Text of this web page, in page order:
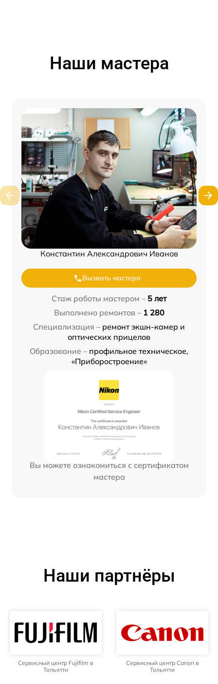
Наши мастера
Константин Александрович Иванов
Вызвать мастера
Стаж работы мастером – 5 лет
Выполнено ремонтов – 1 280
Специализация – ремонт экшн-камер и
оптических прицелов
Образование – профильное техническое,
«Приборостроение»
Вы можете ознакомиться с сертификатом
мастера
Наши партнёры
Сервисный центр Fujifilm в
Тольятти
Сервисный центр Canon в
Тольятти